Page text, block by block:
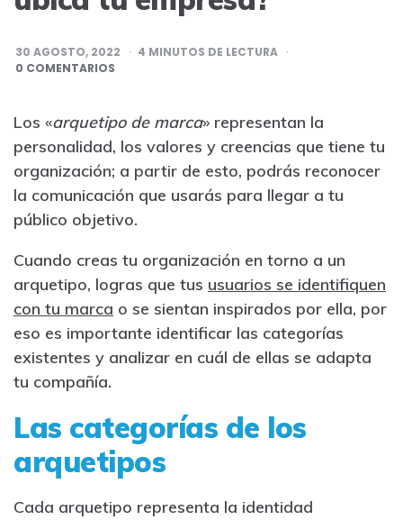
30 AGOSTO, 2022 4 MINUTOS DE LECTURA
0 COMENTARIOS
Los «arquetipo de marca» representan la
personalidad, los valores y creencias que tiene tu
organización; a partir de esto, podrás reconocer
la comunicación que usarás para llegar a tu
público objetivo.
Cuando creas tu organización en torno a un
arquetipo, logras que tus usuarios se identifiquen
con tu marca o se sientan inspirados por ella, por
eso es importante identificar las categorías
existentes y analizar en cuál de ellas se adapta
tu compañía.
Las categorías de los
arquetipos
Cada arquetipo representa la identidad